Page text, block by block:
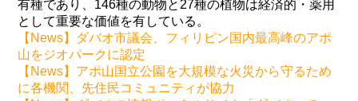
有種であり、146種の動物と27種の植物は経済的・薬用
として重要な価値を有している。
【News】ダバオ市議会、フィリピン国内最高峰のアポ
山をジオパークに認定
【News】アポ山国立公園を大規模な火災から守るため
に各機関、先住民コミュニティが協力